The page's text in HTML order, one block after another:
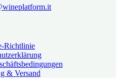
Richtlinie
& Versand